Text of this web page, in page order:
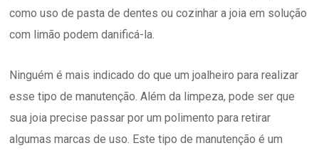
como uso de pasta de dentes ou cozinhar a joia em solução
com limão podem danificá-la.
Ninguém é mais indicado do que um joalheiro para realizar
esse tipo de manutenção. Além da limpeza, pode ser que
sua joia precise passar por um polimento para retirar
algumas marcas de uso. Este tipo de manutenção é um